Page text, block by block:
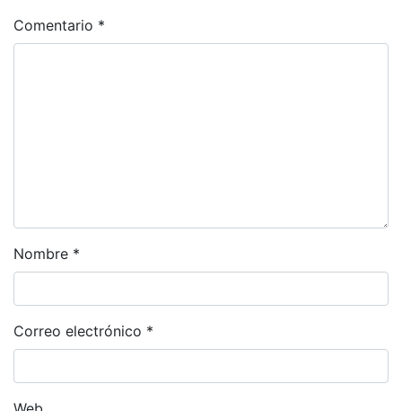
Comentario *
Nombre *
Correo electrónico *